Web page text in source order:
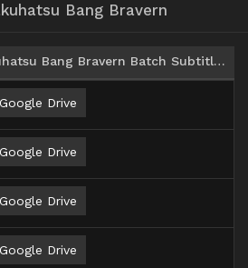
Bang Bravern
Download Yuuki Bakuhatsu Bang Bravern Batch Subtitle Indonesia
Google Drive
Google Drive
Google Drive
Google Drive